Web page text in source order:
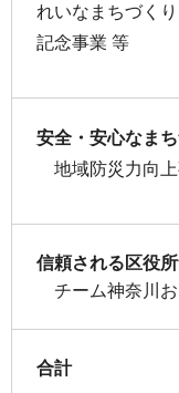
れいなまちづく
記念事業 等
安全・安心なま
地域防災力向
信頼される区役
チーム神奈川お
合計